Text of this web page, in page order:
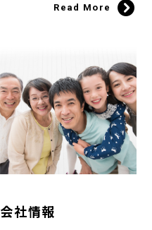
Read More
会社情報